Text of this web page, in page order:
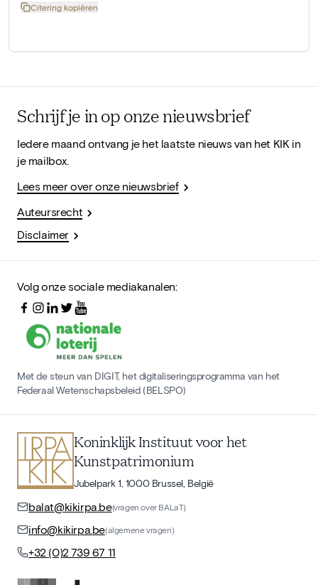
Citering kopiëren
Schrijf je in op onze nieuwsbrief
Iedere maand ontvang je het laatste nieuws van het KIK in
je mailbox.
Lees meer over onze nieuwsbrief
Auteursrecht
Disclaimer
Volg onze sociale mediakanalen:
Met de steun van DIGIT, het digitaliseringsprogramma van het
Federaal Wetenschapsbeleid (BELSPO)
Koninklijk Instituut voor het
Kunstpatrimonium
Jubelpark 1, 1000 Brussel, België
balat@kikirpa.be(vragen over BALaT)
info@kikirpa.be(algemene vragen)
+32 (0)2 739 67 11